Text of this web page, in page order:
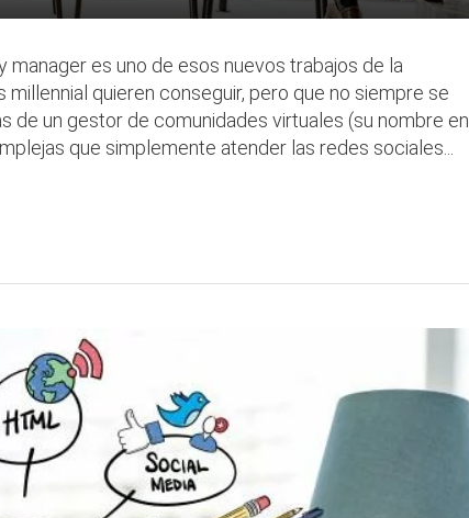
manager es uno de esos nuevos trabajos de la
millennial quieren conseguir, pero que no siempre se
de un gestor de comunidades virtuales (su nombre en
que simplemente atender las redes sociales...